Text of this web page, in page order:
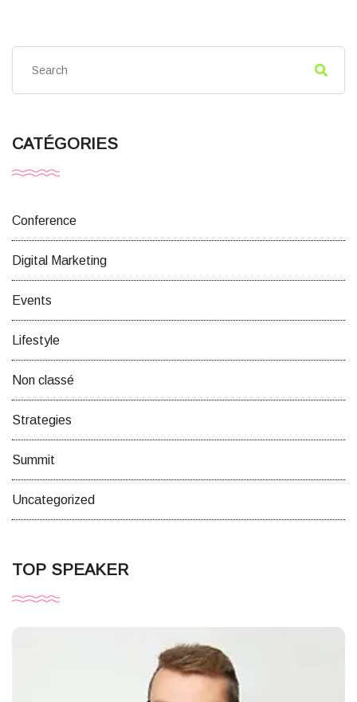
CATÉGORIES
Conference
Digital Marketing
Events
Lifestyle
Non classé
Strategies
Summit
Uncategorized
TOP SPEAKER